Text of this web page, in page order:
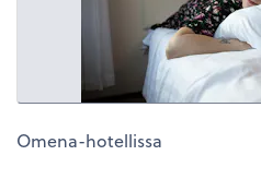
Omena-hotellissa